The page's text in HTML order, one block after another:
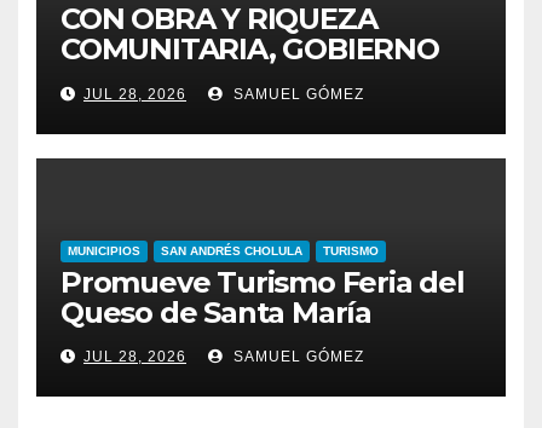
CON OBRA Y RIQUEZA
COMUNITARIA, GOBIERNO
ESTATAL INCENTIVA AL
TALENTO ARTESANAL
JUL 28, 2026 SAMUEL GÓMEZ
MUNICIPIOS SAN ANDRÉS CHOLULA TURISMO
Promueve Turismo Feria del
Queso de Santa María
JUL 28, 2026 SAMUEL GÓMEZ